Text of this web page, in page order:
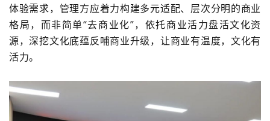
体验需求，管理方应着力构建多元适配、层次分明的商业
格局，而非简单“去商业化”，依托商业活力盘活文化资
源，深挖文化底蕴反哺商业升级，让商业有温度，文化有
活力。